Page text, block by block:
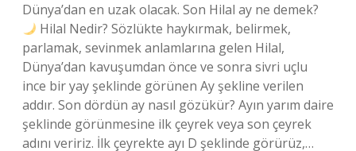
Dünya’dan en uzak olacak. Son Hilal ay ne demek?
Hilal Nedir? Sözlükte haykırmak, belirmek,
parlamak, sevinmek anlamlarına gelen Hilal,
Dünya’dan kavuşumdan önce ve sonra sivri uçlu
ince bir yay şeklinde görünen Ay şekline verilen
addır. Son dördün ay nasıl gözükür? Ayın yarım daire
şeklinde görünmesine ilk çeyrek veya son çeyrek
adını veririz. İlk çeyrekte ayı D şeklinde görürüz,…